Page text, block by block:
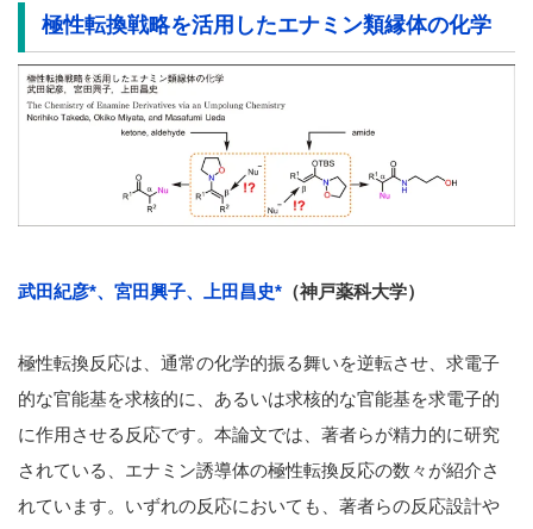
極性転換戦略を活用したエナミン類縁体の化学
武田紀彦*、宮田興子、上田昌史* （神戸薬科大学）
極性転換反応は、通常の化学的振る舞いを逆転させ、求電子
的な官能基を求核的に、あるいは求核的な官能基を求電子的
に作用させる反応です。本論文では、著者らが精力的に研究
されている、エナミン誘導体の極性転換反応の数々が紹介さ
れています。いずれの反応においても、著者らの反応設計や